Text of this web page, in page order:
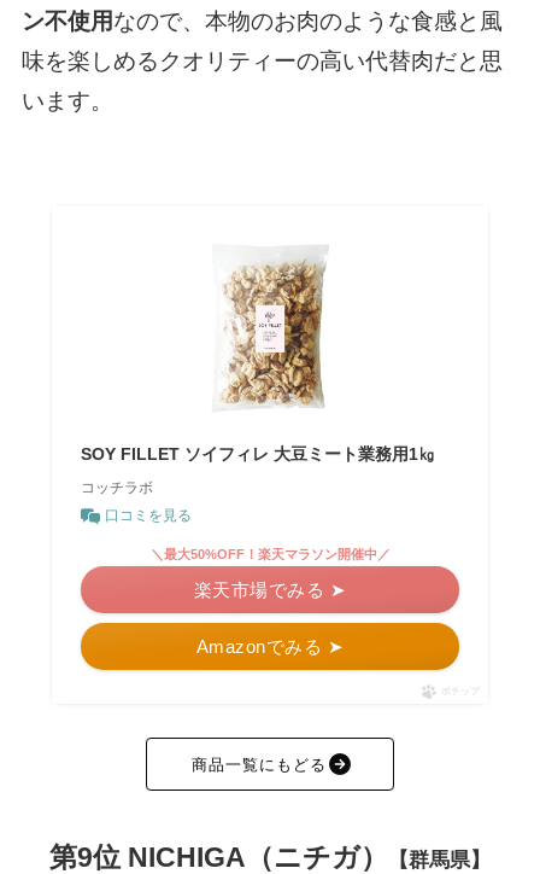
ン不使用なので、本物のお肉のような食感と風
味を楽しめるクオリティーの高い代替肉だと思
います。
SOY FILLET ソイフィレ 大豆ミート業務用1㎏
コッチラボ
口コミを見る
Amazonでみる ➤
＼最大50%OFF！楽天マラソン開催中／
楽天市場でみる ➤
ポチップ
商品一覧にもどる
第9位 NICHIGA（ニチガ） 【群馬県】